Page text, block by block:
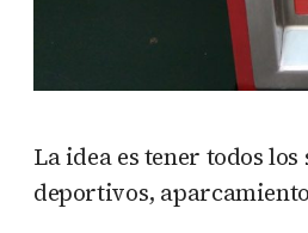
La idea es tener todos
deportivos,